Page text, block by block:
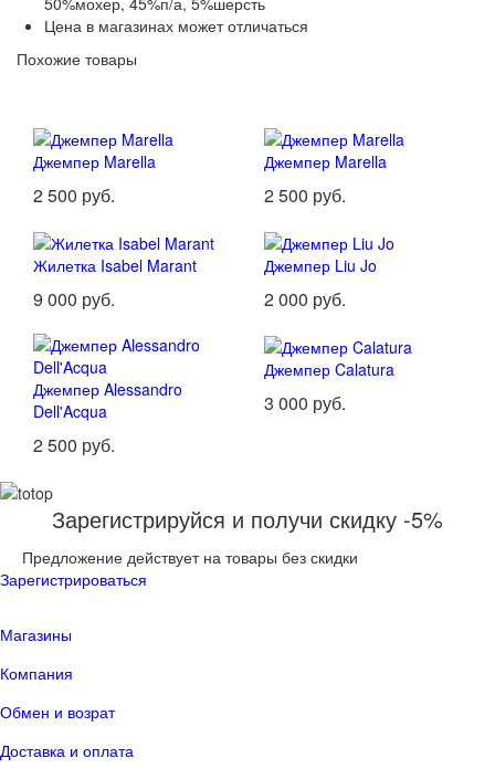
Цена в магазинах может отличаться
Похожие товары
Джемпер Marella
2 500 руб.
Джемпер Marella
2 500 руб.
Жилетка Isabel Marant
9 000 руб.
Джемпер Liu Jo
2 000 руб.
Джемпер Alessandro
Dell'Acqua
2 500 руб.
Джемпер Calatura
3 000 руб.
Зарегистрируйся и получи скидку -5%
Предложение действует на товары без скидки
Зарегистрироваться
Магазины
Компания
Обмен и возрат
Доставка и оплата